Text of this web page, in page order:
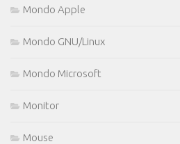
Mondo Apple
Mondo GNU/Linux
Mondo Microsoft
Monitor
Mouse